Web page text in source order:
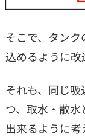
そこで、タン
込めるように改
それも、同じ
つ、取水・散
出来るように考